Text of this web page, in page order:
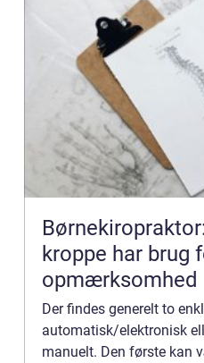
kroppe har brug
opmærksomhed
Der findes generelt to
automatisk/elektronisk
manuelt. Den første kan